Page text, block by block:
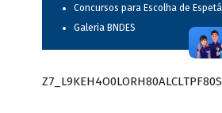
Concursos para Escolha de
Galeria BNDES